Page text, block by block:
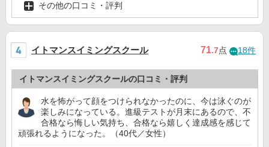
その他の口コミ・評判
イトマンスイミングスクール 71.7点 18件
イトマンスイミングスクールの口コミ・評判
水を怖がって顔をつけられなかったのに、今は泳ぐのが
楽しみになっている。進級テストが月末にあるので、不
合格なら悔しい気持ち、合格なら嬉しく達成感を感じて
頑張れるようになった。（40代／女性）